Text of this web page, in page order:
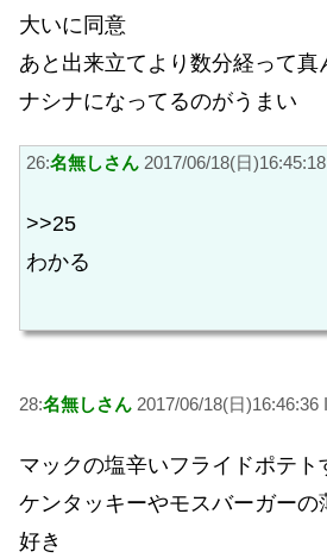
大いに同意
あと出来立てより数分経って真
ナシナになってるのがうまい
26:名無しさん 2017/06/18(日
>>25
わかる
28:名無しさん 2017/06/18(日)16:46:36
マックの塩辛いフライドポテト
ケンタッキーやモスバーガーの
好き